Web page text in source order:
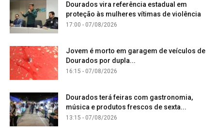
Dourados vira referência estadual em
proteção às mulheres vítimas de violência
17:00 - 07/08/2026
Jovem é morto em garagem de veículos de
Dourados por dupla...
16:15 - 07/08/2026
Dourados terá feiras com gastronomia,
música e produtos frescos de sexta...
13:15 - 07/08/2026